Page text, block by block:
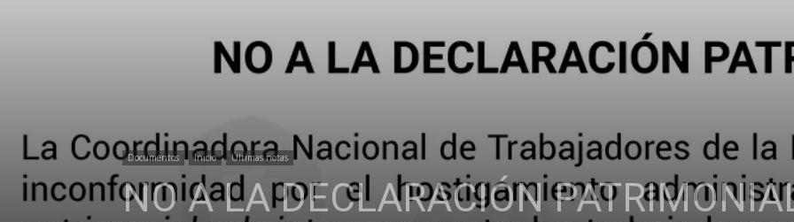
de
Documentos Inicio Últimas notas
NO A LA DECLARACIÓN